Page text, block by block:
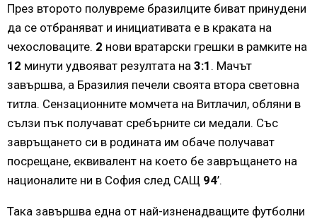
През второто полувреме бразилците биват принудени
да се отбраняват и инициативата е в краката на
чехословаците. 2 нови вратарски грешки в рамките на
12 минути удвояват резултата на 3:1 . Мачът
завършва, а Бразилия печели своята втора световна
титла. Сензационните момчета на Витлачил, обляни в
сълзи пък получават сребърните си медали. Със
завръщането си в родината им обаче получават
посрещане, еквивалент на което бе завръщането на
националите ни в София след САЩ 94’.
Така завършва една от най-изненадващите футболни